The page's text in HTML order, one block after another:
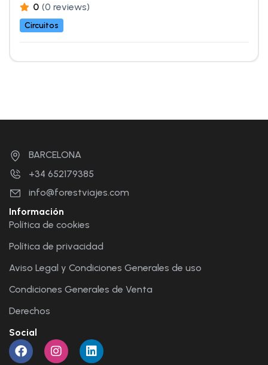
0 (0 reviews)
Circuitos
BARCELONA
+34 652179385
info@forestviajes.com
Información
Política de cookies
Política de privacidad
Aviso Legal y Condiciones Generales de uso
Condiciones Generales de Venta
Derechos
Social